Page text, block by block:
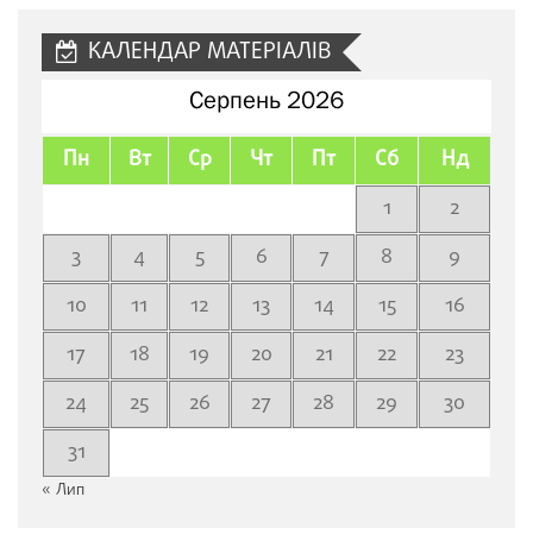
КАЛЕНДАР МАТЕРІАЛІВ
Серпень 2026
Пн Вт Ср Чт Пт Сб Нд
1
2
3
4 5 6 7 8
9
10
11 12 13 14 15
16
17
18 19 20 21 22
23
24
25 26 27 28 29
30
31
« Лип